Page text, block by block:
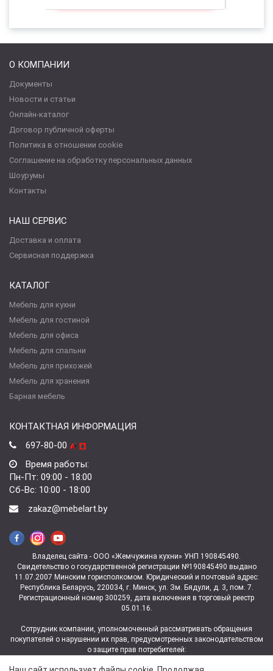
О КОМПАНИИ
Документы
Новости и статьи
Онлайн-каталог
Договор публичной оферты
Политика в отношении cookie
Соглашение на обработку персональных данных
Шоурумы
Контакты
НАШ СЕРВИС
Доставка и оплата
Сервисная поддержка
КАТАЛОГ
Мебель для кухни
Мебель для гостиной
Мебель для офиса
Мебель для спальни
Мебель для прихожей
Мебель для хранения
Барная мебель
КОНТАКТНАЯ ИНФОРМАЦИЯ
697-80-00
Время работы:
Пн-Пт: 09:00 - 18:00
Сб-Вс: 10:00 - 18:00
zakaz@mebelart.by
Владелец сайта - ООО «Жемчужина кухни» УНП 190845490.
Свидетельство о государственной регистрации №190845490 выдано
11.07.2007 Минским горисполкомом. Юридический и почтовый адрес:
Республика Беларусь, 220034, г. Минск, ул. Зм. Бядули, д. 3, пом. 7.
Регистрационный номер 300259, дата включения в торговый реестр
05.01.16.
Сотрудник компании, уполномоченный рассматривать обращения
покупателей о нарушении их прав, предусмотренных законодательством
о защите прав потребителей: